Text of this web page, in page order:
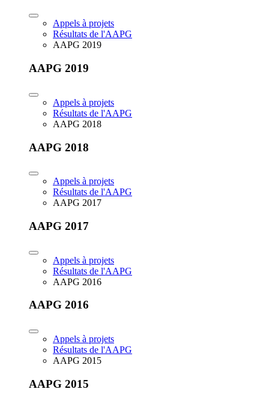
Appels à projets
Résultats de l'AAPG
AAPG 2019
AAPG 2019
Appels à projets
Résultats de l'AAPG
AAPG 2018
AAPG 2018
Appels à projets
Résultats de l'AAPG
AAPG 2017
AAPG 2017
Appels à projets
Résultats de l'AAPG
AAPG 2016
AAPG 2016
Appels à projets
Résultats de l'AAPG
AAPG 2015
AAPG 2015